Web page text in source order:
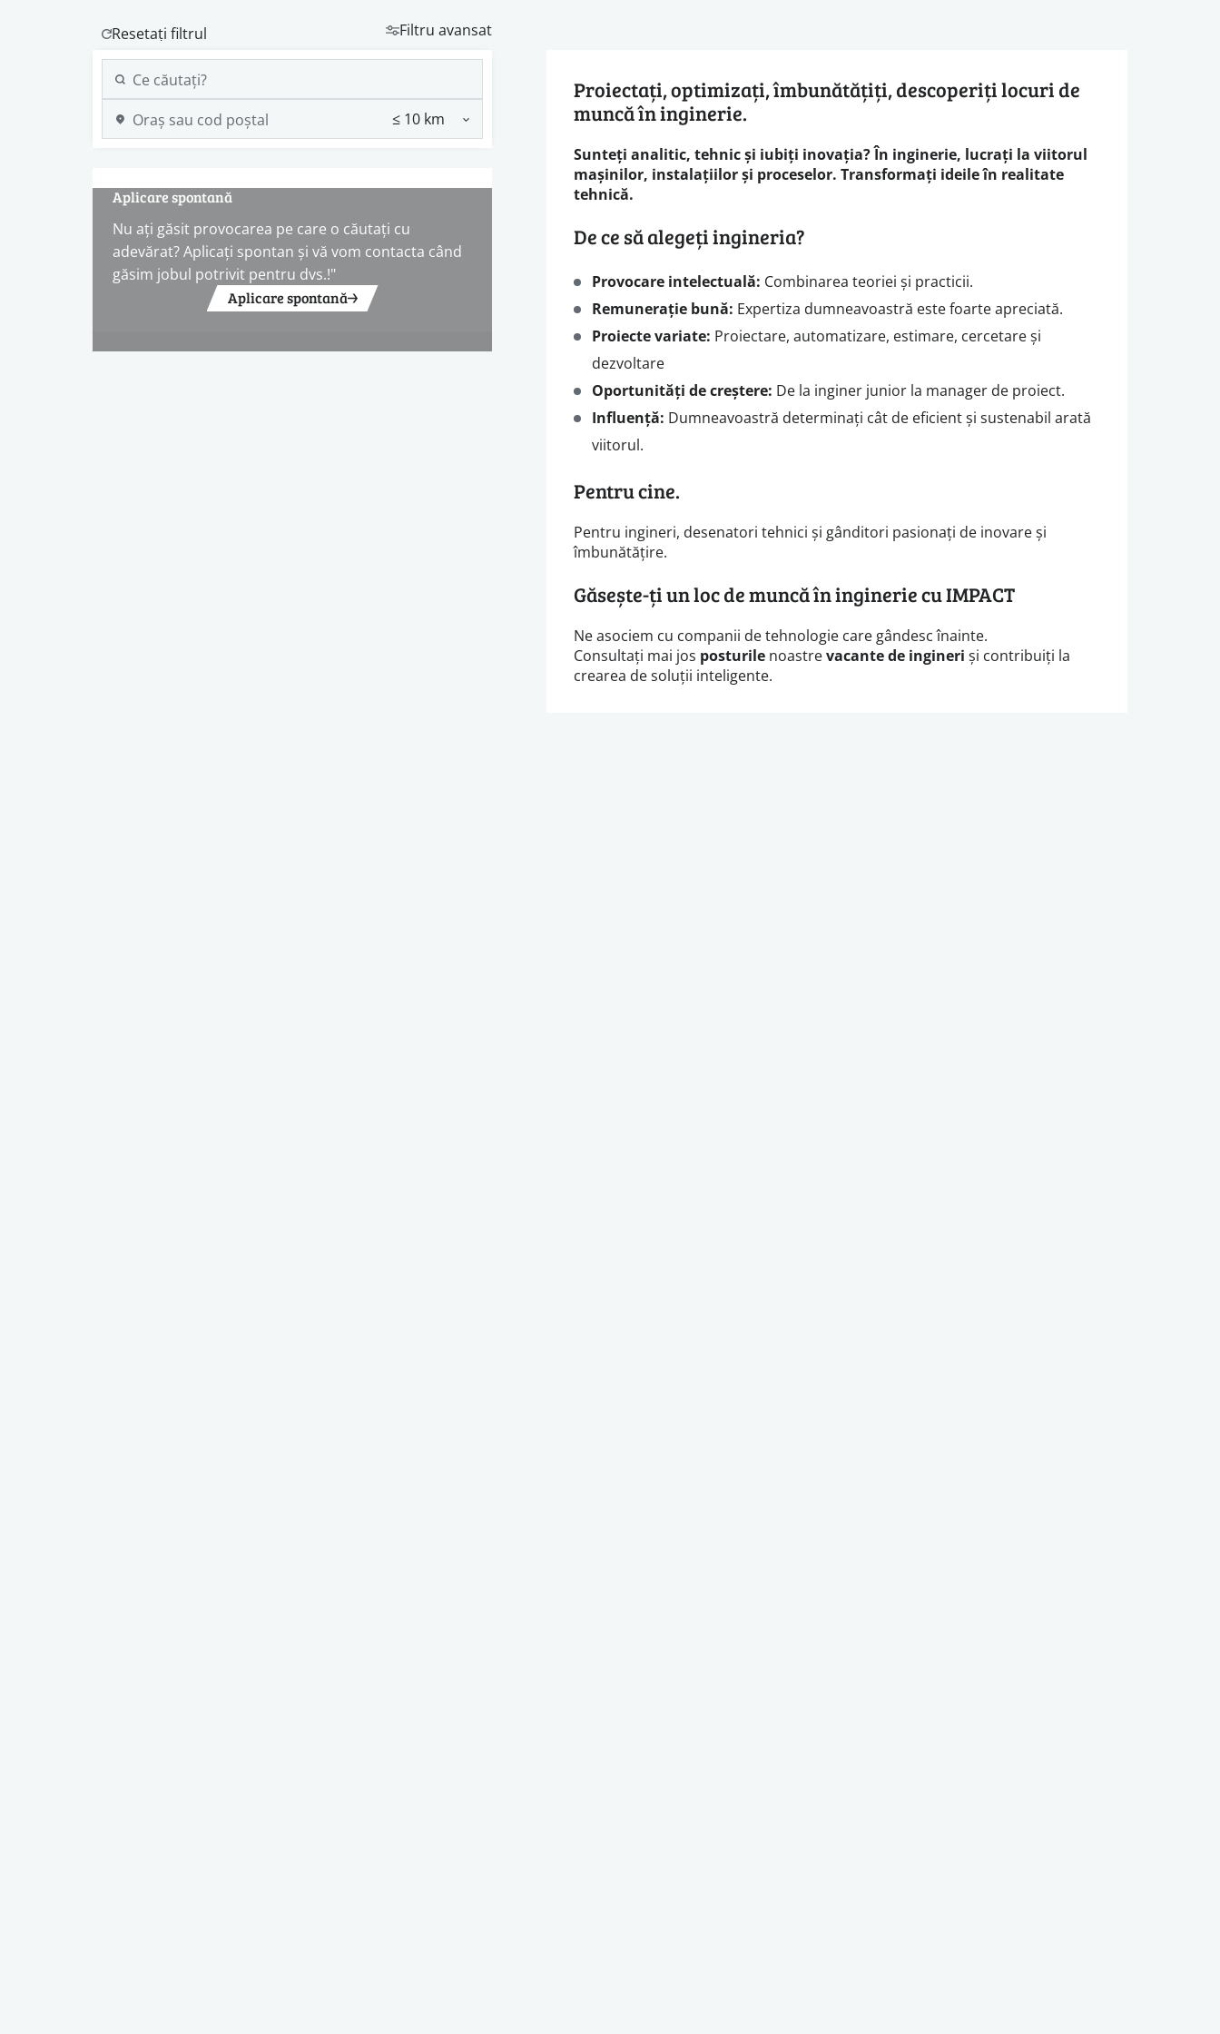
Filtru avansat
Aplicare spontană
Nu ați găsit provocarea pe care o căutați cu
adevărat? Aplicați spontan și vă vom contacta când
găsim jobul potrivit pentru dvs.!"
Aplicare spontană
Proiectați, optimizați, îmbunătățiți, descoperiți locuri de
muncă în inginerie.
Sunteți analitic, tehnic și iubiți inovația? În inginerie, lucrați la viitorul
mașinilor, instalațiilor și proceselor. Transformați ideile în realitate
tehnică.
De ce să alegeți ingineria?
Provocare intelectuală: Combinarea teoriei și practicii.
Remunerație bună: Expertiza dumneavoastră este foarte apreciată.
Proiecte variate: Proiectare, automatizare, estimare, cercetare și
dezvoltare
Oportunități de creștere: De la inginer junior la manager de proiect.
Influență: Dumneavoastră determinați cât de eficient și sustenabil arată
viitorul.
Pentru cine.
Pentru ingineri, desenatori tehnici și gânditori pasionați de inovare și
îmbunătățire.
Găsește-ți un loc de muncă în inginerie cu IMPACT
Ne asociem cu companii de tehnologie care gândesc înainte.
Consultați mai jos posturile noastrevacante de ingineri și contribuiți la
crearea de soluții inteligente.